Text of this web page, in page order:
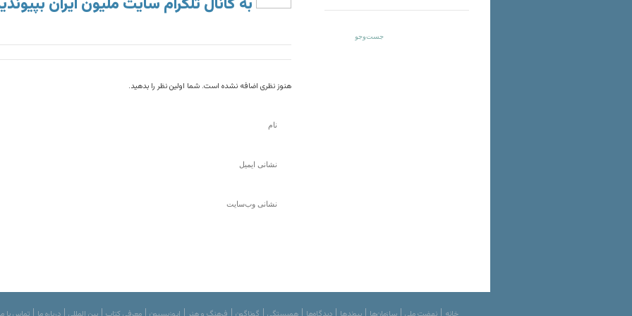
هنوز نظری اضافه نشده است. شما اولین نظر را بدهید.